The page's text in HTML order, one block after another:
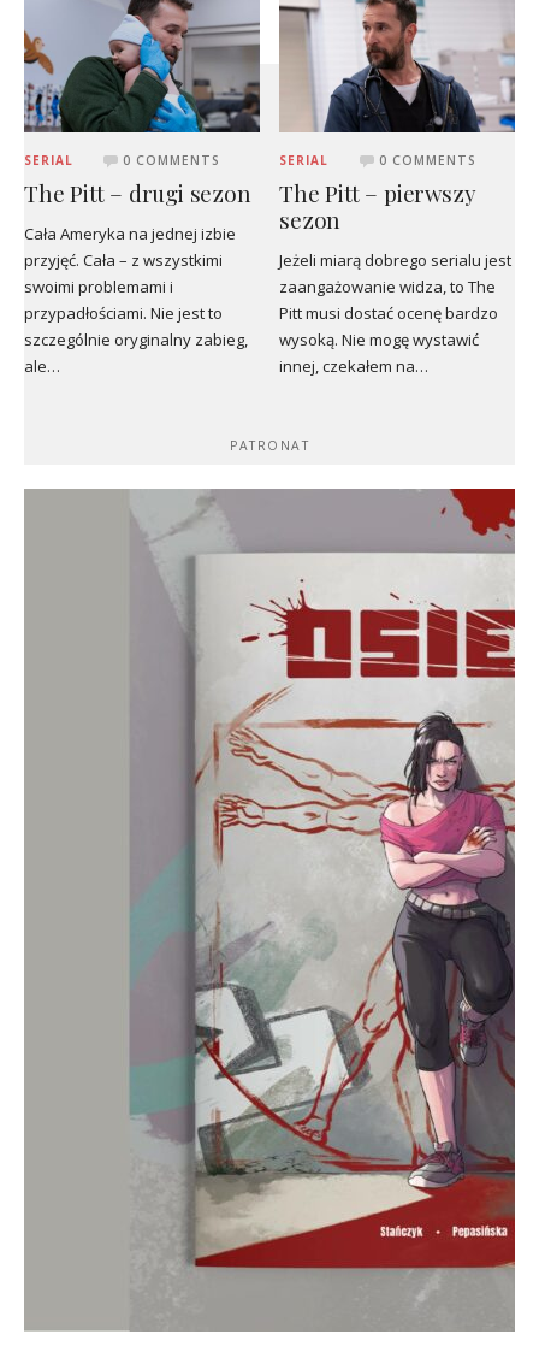
SERIAL 0 COMMENTS
The Pitt – drugi sezon
Cała Ameryka na jednej izbie
przyjęć. Cała – z wszystkimi
swoimi problemami i
przypadłościami. Nie jest to
szczególnie oryginalny zabieg,
ale…
SERIAL 0 COMMENTS
The Pitt – pierwszy
sezon
Jeżeli miarą dobrego serialu jest
zaangażowanie widza, to The
Pitt musi dostać ocenę bardzo
wysoką. Nie mogę wystawić
innej, czekałem na…
PATRONAT